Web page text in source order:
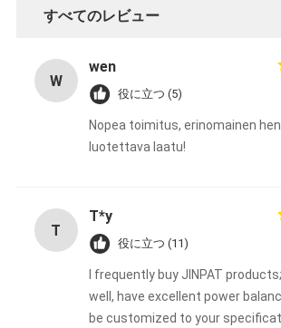
すべてのレビュー
W
wen
役に立つ (5)
Nopea toimitus, erinomainen
luotettava laatu!
T
T*y
役に立つ (11)
I frequently buy JINPAT
well, have excellent power
be customized to your